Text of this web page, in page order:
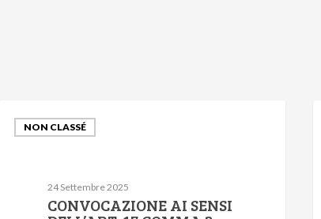
NON CLASSÉ
24 Settembre 2025
CONVOCAZIONE AI SENSI